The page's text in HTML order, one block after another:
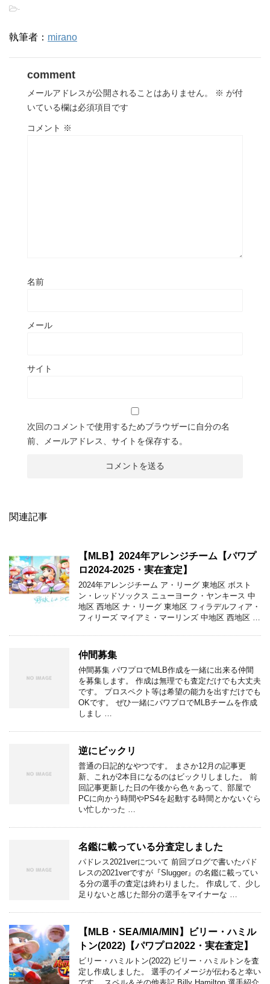
-
執筆者： mirano
comment
メールアドレスが公開されることはありません。 ※ が付
いている欄は必須項目です
コメント ※
名前
メール
サイト
次回のコメントで使用するためブラウザーに自分の名
前、メールアドレス、サイトを保存する。
関連記事
【MLB】2024年アレンジチーム【パワプ
ロ2024-2025・実在査定】
2024年アレンジチーム ア・リーグ 東地区 ボスト
ン・レッドソックス ニューヨーク・ヤンキース 中
地区 西地区 ナ・リーグ 東地区 フィラデルフィア・
フィリーズ マイアミ・マーリンズ 中地区 西地区 …
仲間募集
仲間募集 パワプロでMLB作成を一緒に出来る仲間
を募集します。 作成は無理でも査定だけでも大丈夫
です。 プロスペクト等は希望の能力を出すだけでも
OKです。 ぜひ一緒にパワプロでMLBチームを作成
しまし …
逆にビックリ
普通の日記的なやつです。 まさか12月の記事更
新、これが2本目になるのはビックリしました。 前
回記事更新した日の午後から色々あって、部屋で
PCに向かう時間やPS4を起動する時間とかないぐら
い忙しかった …
名鑑に載っている分査定しました
パドレス2021verについて 前回ブログで書いたパド
レスの2021verですが『Slugger』の名鑑に載ってい
る分の選手の査定は終わりました。 作成して、少し
足りないと感じた部分の選手をマイナーな …
【MLB・SEA/MIA/MIN】ビリー・ハミル
トン(2022)【パワプロ2022・実在査定】
ビリー・ハミルトン(2022) ビリー・ハミルトンを査
定し作成しました。 選手のイメージが伝わると幸い